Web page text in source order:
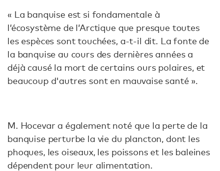
« La banquise est si fondamentale à
l’écosystème de l’Arctique que presque toutes
les espèces sont touchées, a-t-il dit. La fonte de
la banquise au cours des dernières années a
déjà causé la mort de certains ours polaires, et
beaucoup d'autres sont en mauvaise santé ».
M. Hocevar a également noté que la perte de la
banquise perturbe la vie du plancton, dont les
phoques, les oiseaux, les poissons et les baleines
dépendent pour leur alimentation.